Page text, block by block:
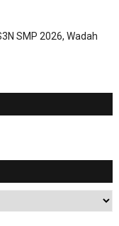
SMP 2026, Wadah